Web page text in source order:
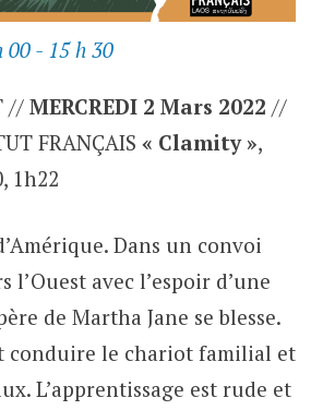
00 - 15 h 30
// MERCREDI 2 Mars 2022 //
FRANÇAIS « Clamity »,
1h22
Dans un convoi
l’Ouest avec l’espoir d’une
de Martha Jane se blesse.
conduire le chariot familial et
L’apprentissage est rude et